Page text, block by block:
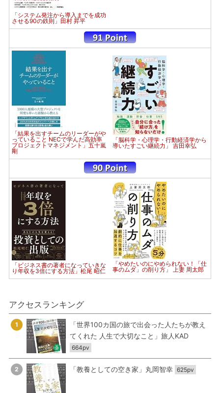
「システム発注から導入までを成功
させる90の鉄則」田村 昇平
「結果を出すチームのリーダーがや
っていること NECで学んだ高効率
プロジェクトマネジメント」五十嵐
剛
「脳科学・心理学・行動経済学から
導いたすごい継続力」 吉田幸弘
「ビジネス書の著者になっていきな
り年収を3倍にする方法」松尾 昭仁
「やめたいのにやめられない！「仕
事のムダ」の削り方」 上妻 周太郎
アクセスランキング
1
「世界100カ国の旅で出会った人たちが教え
てくれた 人生で大切なこと」旅人KAD
664pv
2 「教養としての空き家」丸岡智幸 625pv